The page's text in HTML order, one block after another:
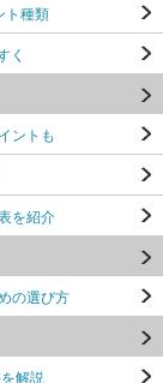
ト種類
く
ントも
を紹介
の選び方
解説